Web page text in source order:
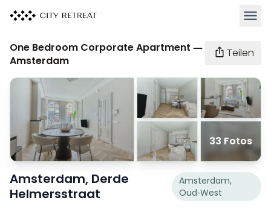
One Bedroom Corporate Apartment —
Amsterdam
Teilen
33 Fotos
Amsterdam, Derde
Helmersstraat
Amsterdam,
Oud-West